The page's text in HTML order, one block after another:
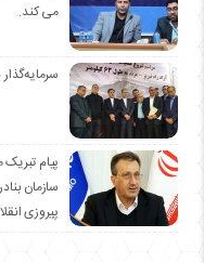
می کند.
️پیام
سازمان
پیروزی